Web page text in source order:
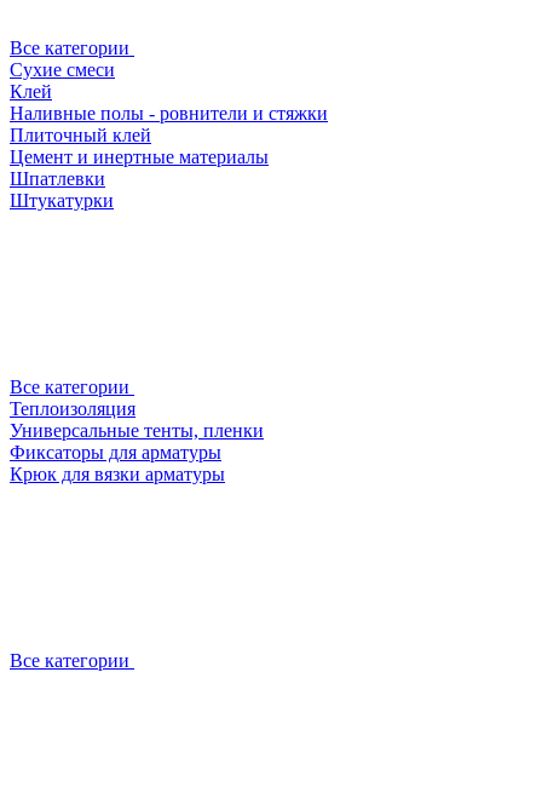
Все категории
Сухие смеси
Клей
Наливные полы - ровнители и стяжки
Плиточный клей
Цемент и инертные материалы
Шпатлевки
Штукатурки
Все категории
Теплоизоляция
Универсальные тенты, пленки
Фиксаторы для арматуры
Крюк для вязки арматуры
Все категории